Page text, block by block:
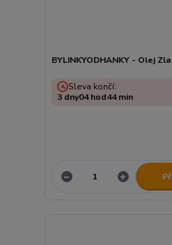
BYLINKYODHANKY - Olej
Sleva končí:
3 dny04hod44min